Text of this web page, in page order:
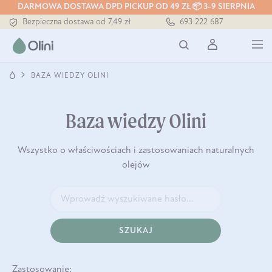
DARMOWA DOSTAWA DPD PICKUP OD 49 ZŁ 📦 3-9 SIERPNIA
Bezpieczna dostawa od 7,49 zł
Darmowa dostawa od 199 zł
693 222 687
BAZA WIEDZY OLINI
Baza wiedzy Olini
Wszystko o właściwościach i zastosowaniach naturalnych
olejów
SZUKAJ
Zastosowanie: